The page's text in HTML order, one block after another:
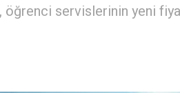
öğrenci servislerinin yeni